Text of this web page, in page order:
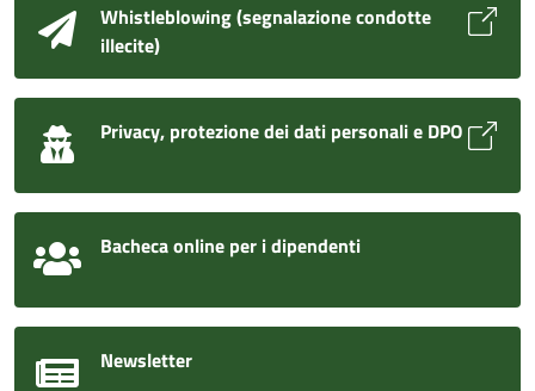
Whistleblowing (segnalazione condotte
illecite)
Privacy, protezione dei dati personali e DPO
Bacheca online per i dipendenti
Newsletter